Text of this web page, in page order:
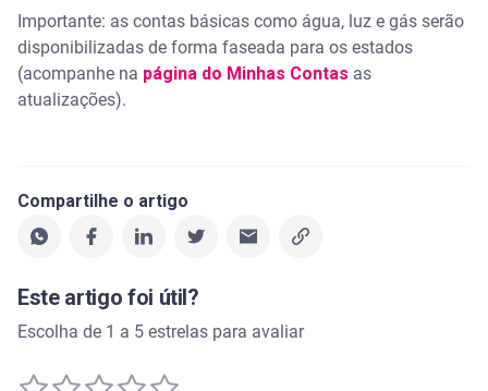
Importante: as contas básicas como água, luz e gás serão
disponibilizadas de forma faseada para os estados
(acompanhe na página do Minhas Contas as
atualizações).
Compartilhe o artigo
Este artigo foi útil?
Escolha de 1 a 5 estrelas para avaliar